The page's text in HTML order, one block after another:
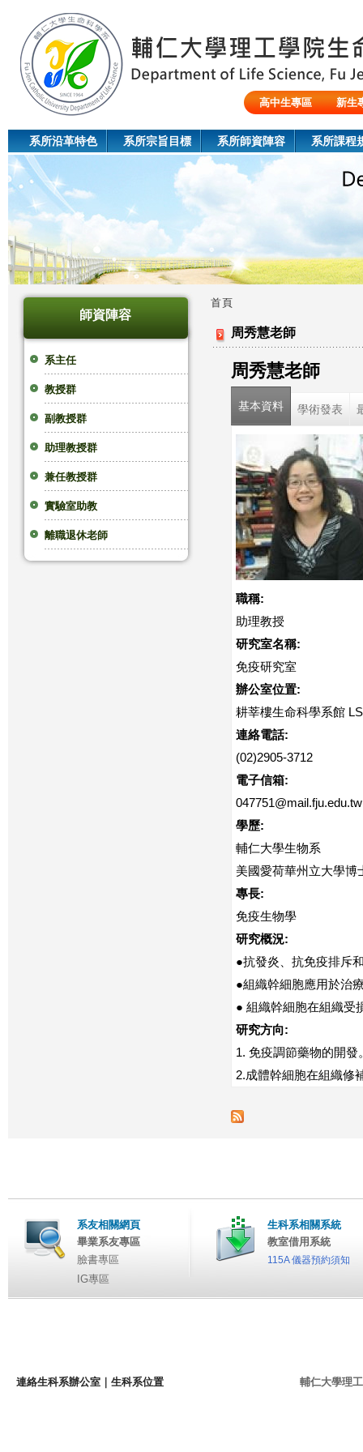
高中生專區
新生
系所沿革特色 系所宗旨目標 系所師資陣容 系所課程
師資陣容
系主任
教授群
副教授群
助理教授群
兼任教授群
實驗室助教
離職退休老師
您
首頁
周秀慧老師
周秀慧老師
基本資料 學術發表
職稱:
助理教授
研究室名稱:
免疫研究室
辦公室位置:
耕莘樓生命科學系館
連絡電話:
(02)2905-3712
電子信箱:
047751@mail.fju.edu.tw
學歷:
輔仁大學生物系
美國愛荷華州立大學博
專長:
免疫生物學
研究概況:
●抗發炎、抗免疫排斥
●組織幹細胞應用於治
● 組織幹細胞在組織受
研究方向:
1. 免疫調節藥物的開發
2.成體幹細胞在組織修
系友相關網頁
畢業系友專區
臉書專區
IG專區
生科系相關系統
教室借用系統
115A 儀器預約須知
連絡生科系辦公室 ｜ 生科系位置 輔仁大學理